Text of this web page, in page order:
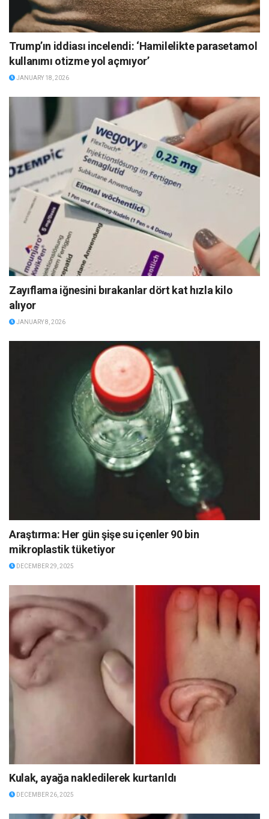
Trump’ın iddiası incelendi: ‘Hamilelikte parasetamol
kullanımı otizme yol açmıyor’
JANUARY 18, 2026
Zayıflama iğnesini bırakanlar dört kat hızla kilo
alıyor
JANUARY 8, 2026
Araştırma: Her gün şişe su içenler 90 bin
mikroplastik tüketiyor
DECEMBER 29, 2025
Kulak, ayağa nakledilerek kurtarıldı
DECEMBER 26, 2025